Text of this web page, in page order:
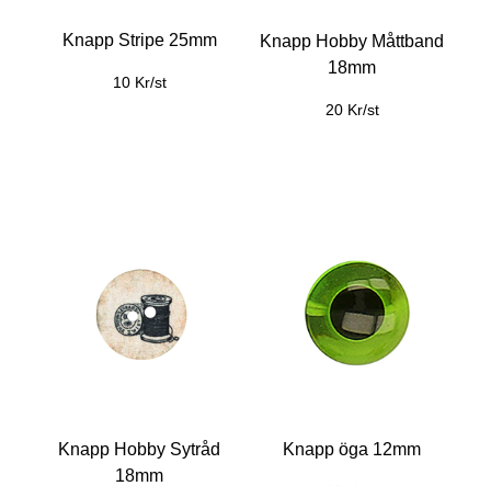
Knapp Stripe 25mm
10 Kr/st
Knapp Hobby Måttband
18mm
20 Kr/st
Knapp Hobby Sytråd
18mm
Knapp öga 12mm